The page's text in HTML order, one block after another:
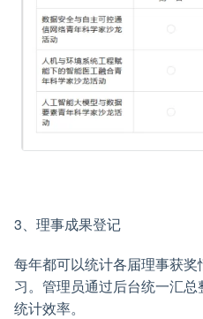
3、理事成果登记
每年都可以统计各届理事获
习。管理员通过后台统一汇
统计效率。